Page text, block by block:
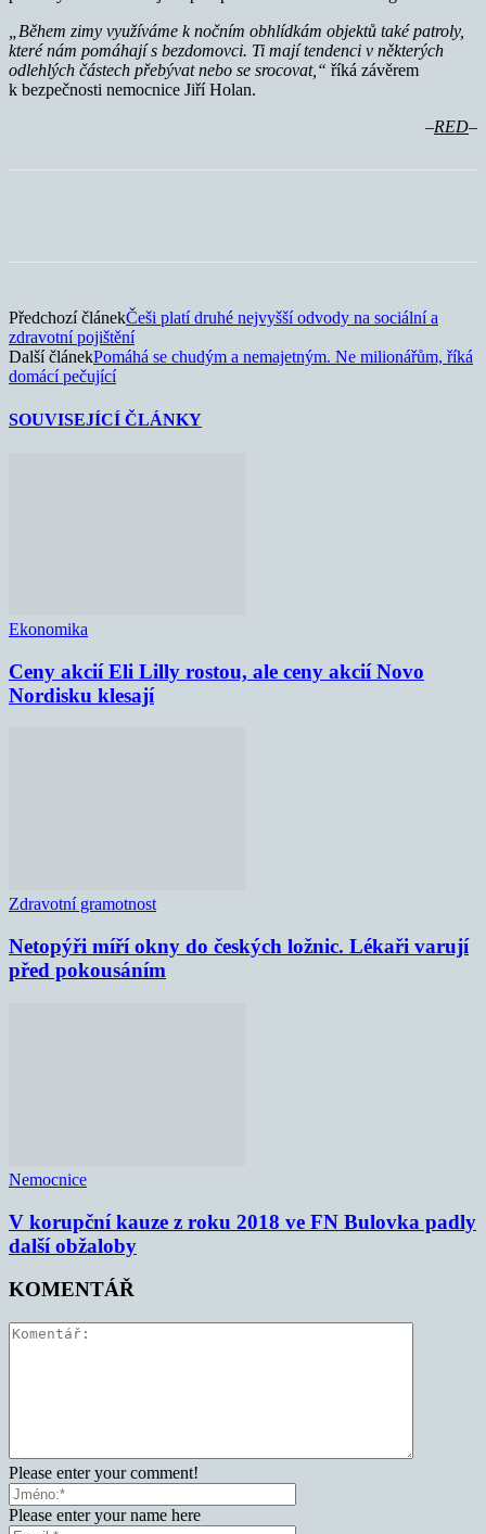
„Během zimy využíváme k nočním obhlídkám objektů také patroly,
které nám pomáhají s bezdomovci. Ti mají tendenci v některých
odlehlých částech přebývat nebo se srocovat,“ říká závěrem
k bezpečnosti nemocnice Jiří Holan.
–RED–
Předchozí článekČeši platí druhé nejvyšší odvody na sociální a
zdravotní pojištění
Další článekPomáhá se chudým a nemajetným. Ne milionářům, říká
domácí pečující
SOUVISEJÍCÍ ČLÁNKY
Ekonomika
Ceny akcií Eli Lilly rostou, ale ceny akcií Novo
Nordisku klesají
Zdravotní gramotnost
Netopýři míří okny do českých ložnic. Lékaři varují
před pokousáním
Nemocnice
V korupční kauze z roku 2018 ve FN Bulovka padly
další obžaloby
KOMENTÁŘ
Please enter your comment!
Please enter your name here